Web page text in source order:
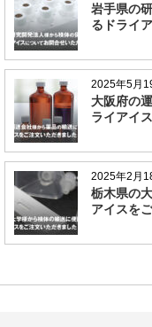
岩手県の
るドライ
2025年5月
大阪府の
ライアイ
2025年2月
栃木県の
アイスを